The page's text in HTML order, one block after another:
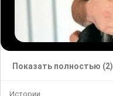
Показать полностью (2)
Истории